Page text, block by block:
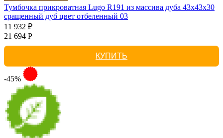
Тумбочка прикроватная Lugo R191 из массива дуба 43х43х30
сращенный дуб цвет отбеленный 03
11 932 ₽
21 694 Р
КУПИТЬ
-45%